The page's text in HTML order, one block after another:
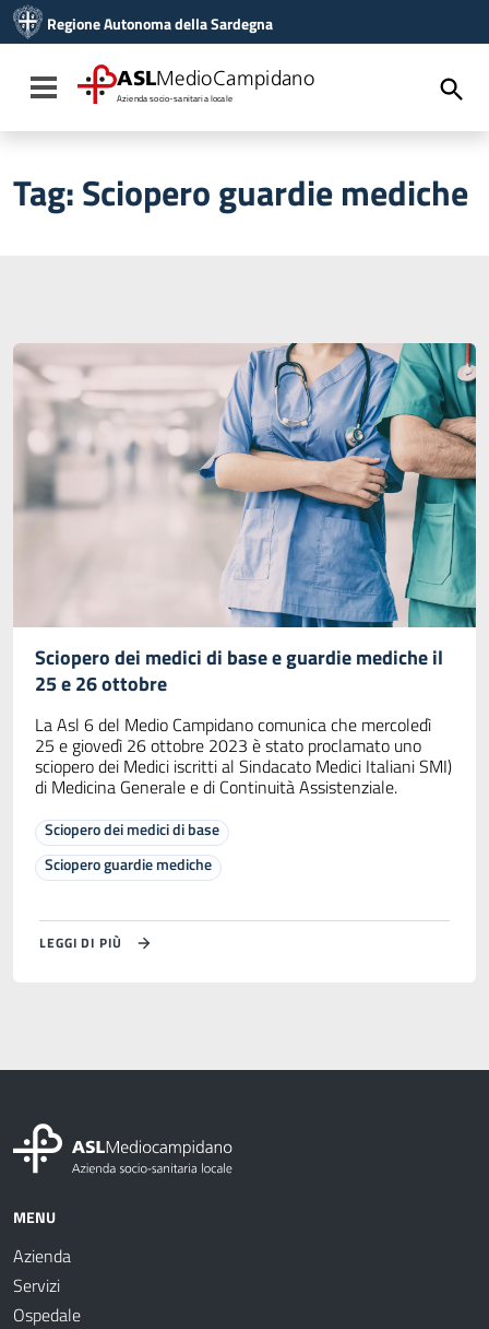
Vai al menu di navigazione
Vai al footer
Regione Autonoma della Sardegna
Toggle navigation
ASLMedioCampidano
Azienda socio-sanitaria locale
Tag:Sciopero guardie mediche
Sciopero dei medici di base e guardie mediche il
25 e 26 ottobre
La Asl 6 del Medio Campidano comunica che mercoledì
25 e giovedì 26 ottobre 2023 è stato proclamato uno
sciopero dei Medici iscritti al Sindacato Medici Italiani SMI)
di Medicina Generale e di Continuità Assistenziale.
Sciopero dei medici di base
Sciopero guardie mediche
LEGGI DI PIÙ
MENU
Azienda
Servizi
Ospedale